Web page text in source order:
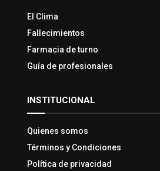
El Clima
Fallecimientos
Farmacia de turno
Guía de profesionales
INSTITUCIONAL
Quienes somos
Términos y Condiciones
Política de privacidad